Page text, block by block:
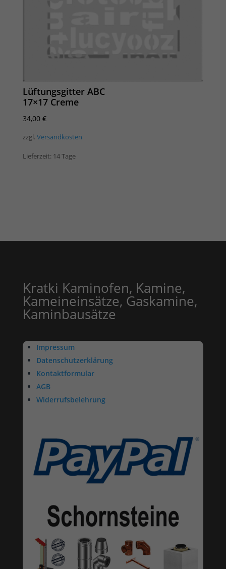
Lüftungsgitter ABC
17×17 Creme
34,00 €
zzgl. Versandkosten
Lieferzeit: 14 Tage
Kratki Kaminofen, Kamine,
Kameineinsätze, Gaskamine,
Kaminbausätze
Impressum
Datenschutzerklärung
Kontaktformular
AGB
Widerrufsbelehrung